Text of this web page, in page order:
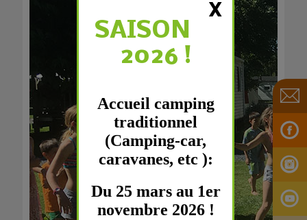
X
SAISON
2026 !
Accueil camping
traditionnel
(Camping-car,
caravanes, etc ):
Du 25 mars au 1er
novembre 2026 !